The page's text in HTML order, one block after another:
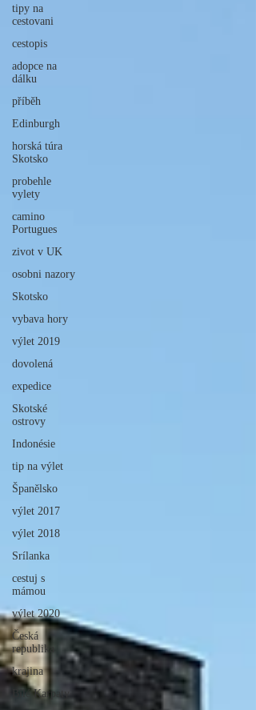
tipy na
cestovani
cestopis
adopce na
dálku
příběh
Edinburgh
horská túra
Skotsko
probehle
vylety
camino
Portugues
zivot v UK
osobni nazory
Skotsko
vybava hory
výlet 2019
dovolená
expedice
Skotské
ostrovy
Indonésie
tip na výlet
Španělsko
výlet 2017
výlet 2018
Srílanka
cestuj s
mámou
výlet 2020
Česká
republika
krajina
Bílé Karpaty